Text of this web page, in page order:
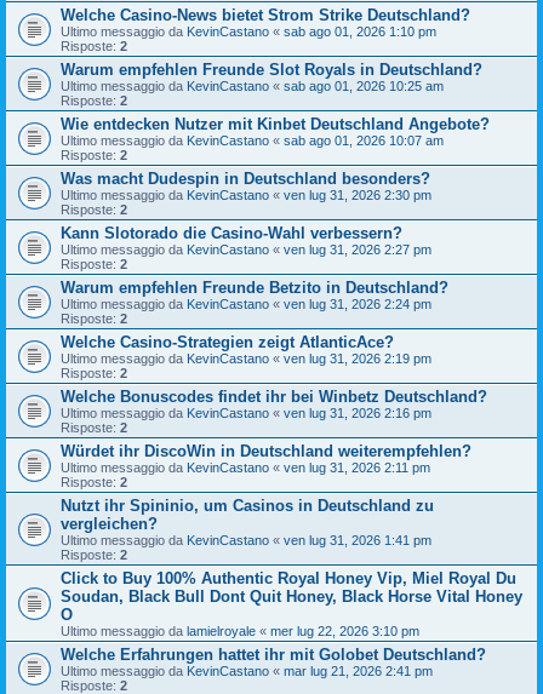
Welche Casino-News bietet Strom Strike Deutschland?
Ultimo messaggio da KevinCastano « sab ago 01, 2026 1:10 pm
Risposte: 2
Warum empfehlen Freunde Slot Royals in Deutschland?
Ultimo messaggio da KevinCastano « sab ago 01, 2026 10:25 am
Risposte: 2
Wie entdecken Nutzer mit Kinbet Deutschland Angebote?
Ultimo messaggio da KevinCastano « sab ago 01, 2026 10:07 am
Risposte: 2
Was macht Dudespin in Deutschland besonders?
Ultimo messaggio da KevinCastano « ven lug 31, 2026 2:30 pm
Risposte: 2
Kann Slotorado die Casino-Wahl verbessern?
Ultimo messaggio da KevinCastano « ven lug 31, 2026 2:27 pm
Risposte: 2
Warum empfehlen Freunde Betzito in Deutschland?
Ultimo messaggio da KevinCastano « ven lug 31, 2026 2:24 pm
Risposte: 2
Welche Casino-Strategien zeigt AtlanticAce?
Ultimo messaggio da KevinCastano « ven lug 31, 2026 2:19 pm
Risposte: 2
Welche Bonuscodes findet ihr bei Winbetz Deutschland?
Ultimo messaggio da KevinCastano « ven lug 31, 2026 2:16 pm
Risposte: 2
Würdet ihr DiscoWin in Deutschland weiterempfehlen?
Ultimo messaggio da KevinCastano « ven lug 31, 2026 2:11 pm
Risposte: 2
Nutzt ihr Spininio, um Casinos in Deutschland zu
vergleichen?
Ultimo messaggio da KevinCastano « ven lug 31, 2026 1:41 pm
Risposte: 2
Click to Buy 100% Authentic Royal Honey Vip, Miel Royal Du
Soudan, Black Bull Dont Quit Honey, Black Horse Vital Honey
O
Ultimo messaggio da lamielroyale « mer lug 22, 2026 3:10 pm
Welche Erfahrungen hattet ihr mit Golobet Deutschland?
Ultimo messaggio da KevinCastano « mar lug 21, 2026 2:41 pm
Risposte: 2